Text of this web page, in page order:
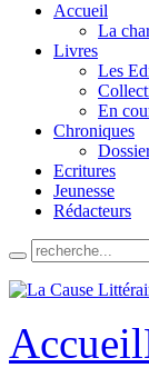
Accueil
La
Livres
Les
En
Chroniques
Ecritures
Jeunesse
Rédacteurs
Accueil